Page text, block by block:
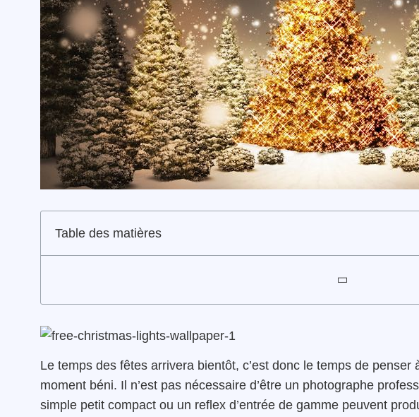
Table des matières
Le temps des fêtes arrivera bientôt, c’est donc le temps de penser
moment béni. Il n’est pas nécessaire d’être un photographe
simple petit compact ou un reflex d’entrée de gamme peuvent